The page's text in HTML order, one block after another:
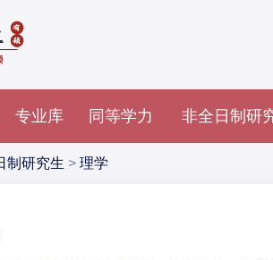
专业库 同等学力 非全日制研
制研究生 > 理学